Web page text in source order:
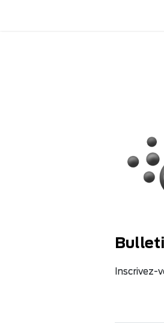
Inscrivez-